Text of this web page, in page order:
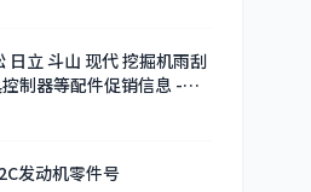
日立 斗山 现代 挖掘机雨刮
制器等配件促销信息 -
发动机零件号